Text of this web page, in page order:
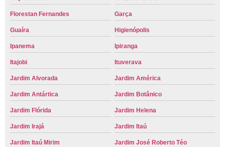
Florestan Fernandes Garça
Guaíra Higienópolis
Ipanema Ipiranga
Itajobi Ituverava
Jardim Alvorada Jardim América
Jardim Antártica Jardim Botânico
Jardim Flórida Jardim Helena
Jardim Irajá Jardim Itaú
Jardim Itaú Mirim Jardim José Roberto Téo